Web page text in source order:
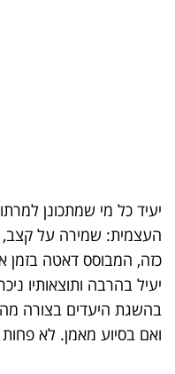
יעיד כל מי שמתכונן
העצמית: שמירה על קצב,
כזה, המבוסס דאטה בזמן
יעיל בהרבה ותוצאותיו
בהשגת היעדים בצורה
ואם בסיוע מאמן. לא